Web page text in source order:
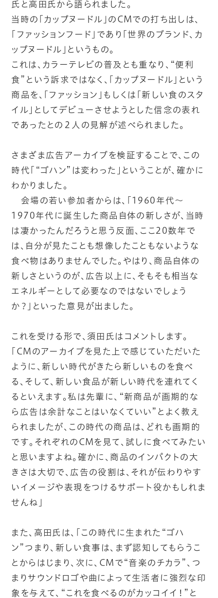
氏と高田氏から語られました。
当時の「カップヌードル」のCMでの打ち出しは、
「ファッションフード」であり「世界のブランド、カ
ップヌードル」というもの。
これは、カラーテレビの普及とも重なり、“便利
食”という訴求ではなく、「カップヌードル」という
商品を、「ファッション」もしくは「新しい食のスタ
イル」としてデビューさせようとした信念の表れ
であったとの２人の見解が述べられました。
さまざま広告アーカイブを検証することで、この
時代「“ゴハン”は変わった」ということが、確かに
わかりました。
会場の若い参加者からは、「1960年代～
1970年代に誕生した商品自体の新しさが、当時
は凄かったんだろうと思う反面、ここ20数年で
は、自分が見たことも想像したこともないような
食べ物はありませんでした。やはり、商品自体の
新しさというのが、広告以上に、そもそも相当な
エネルギーとして必要なのではないでしょう
か？」といった意見が出ました。
これを受ける形で、須田氏はコメントします。
「CMのアーカイブを見た上で感じていただいた
ように、新しい時代がきたら新しいものを食べ
る、そして、新しい食品が新しい時代を連れてく
るといえます。私は先輩に、“新商品が画期的な
ら広告は余計なことはいなくていい”とよく教え
られましたが、この時代の商品は、どれも画期的
です。それぞれのCMを見て、試しに食べてみたい
と思いますよね。確かに、商品のインパクトの大
きさは大切で、広告の役割は、それが伝わりやす
いイメージや表現をつけるサポート役かもしれま
せんね」
また、高田氏は、「この時代に生まれた“ゴハ
ン”つまり、新しい食事は、まず認知してもらうこ
とからはじまり、次に、CMで“音楽のチカラ”、つ
まりサウンドロゴや曲によって生活者に強烈な印
象を与えて、“これを食べるのがカッコイイ！”と